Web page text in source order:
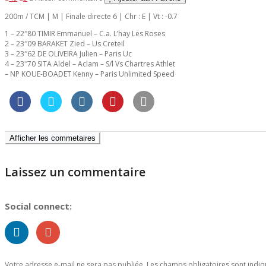
200m / TCM | M | Finale directe 6 | Chr : E | Vt : -0.7
1 – 22″80 TIMIR Emmanuel – C.a. L’hay Les Roses
2 – 23″09 BARAKET Zied – Us Creteil
3 – 23″62 DE OLIVEIRA Julien – Paris Uc
4 – 23″70 SITA Aldel – Aclam – S/l Vs Chartres Athlet
– NP KOUE-BOADET Kenny – Paris Unlimited Speed
Afficher les commetaires
Laissez un commentaire
Social connect: